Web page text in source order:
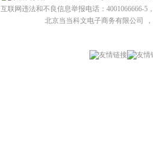
互联网违法和不良信息举报电话：4001066666-5
北京当当科文电子商务有限公司